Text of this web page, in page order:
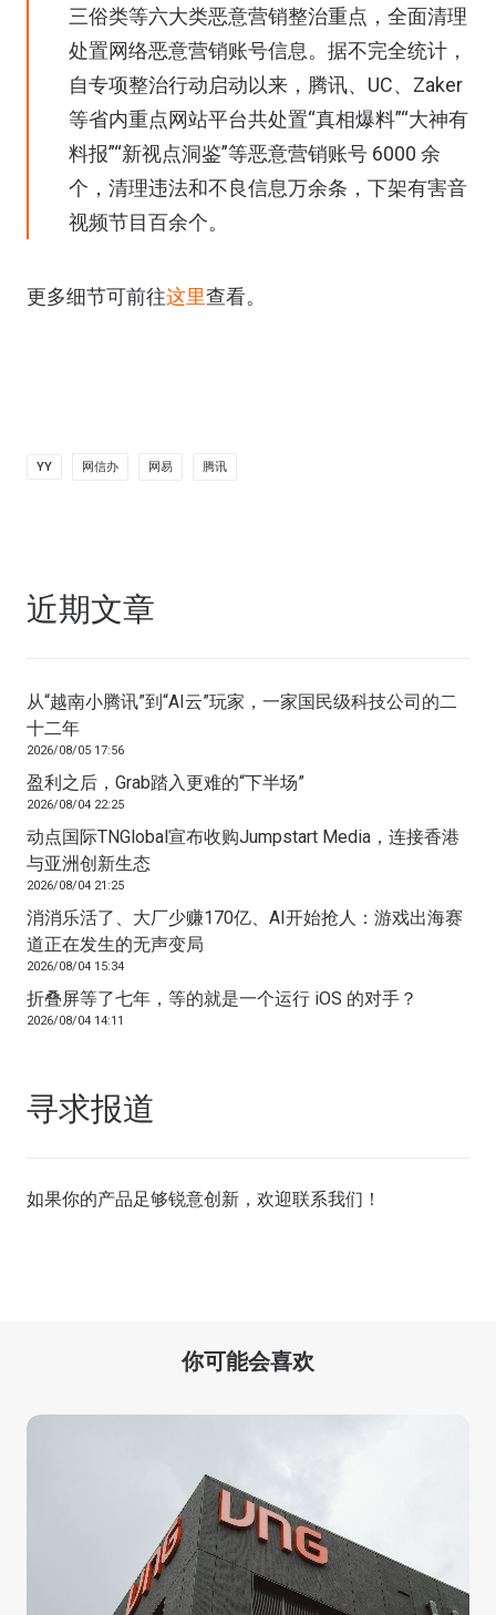
三俗类等六大类恶意营销整治重点，全面清理
处置网络恶意营销账号信息。据不完全统计，
自专项整治行动启动以来，腾讯、UC、Zaker
等省内重点网站平台共处置“真相爆料”“大神有
料报”“新视点洞鉴”等恶意营销账号 6000 余
个，清理违法和不良信息万余条，下架有害音
视频节目百余个。
更多细节可前往这里查看。
YY 网信办 网易 腾讯
近期文章
从“越南小腾讯”到“AI云”玩家，一家国民级科技公司的二
十二年
2026/08/05 17:56
盈利之后，Grab踏入更难的“下半场”
2026/08/04 22:25
动点国际TNGlobal宣布收购Jumpstart Media，连接香港
与亚洲创新生态
2026/08/04 21:25
消消乐活了、大厂少赚170亿、AI开始抢人：游戏出海赛
道正在发生的无声变局
2026/08/04 15:34
折叠屏等了七年，等的就是一个运行 iOS 的对手？
2026/08/04 14:11
寻求报道
如果你的产品足够锐意创新，欢迎联系我们 ！
你可能会喜欢